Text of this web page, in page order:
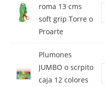
roma 13 cms
soft grip Torre o
Proarte
Plumones
JUMBO o scrpito
caja 12 colores